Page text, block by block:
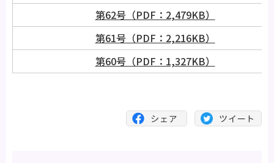
第62号（PDF：2,479KB）
第61号（PDF：2,216KB）
第60号（PDF：1,327KB）